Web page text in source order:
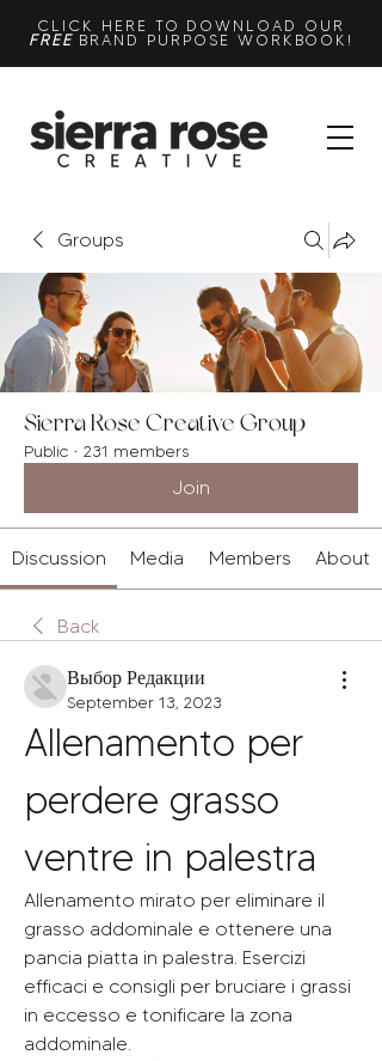
CLICK HERE TO DOWNLOAD OUR
FREEBRAND PURPOSE WORKBOOK!
Groups
Sierra Rose Creative Group
Public · 231 members
Join
Discussion Media Members About
Back
Выбор Редакции
September 13, 2023
Allenamento per
perdere grasso
ventre in palestra
Allenamento mirato per eliminare il
grasso addominale e ottenere una
pancia piatta in palestra. Esercizi
efficaci e consigli per bruciare i grassi
in eccesso e tonificare la zona
addominale.